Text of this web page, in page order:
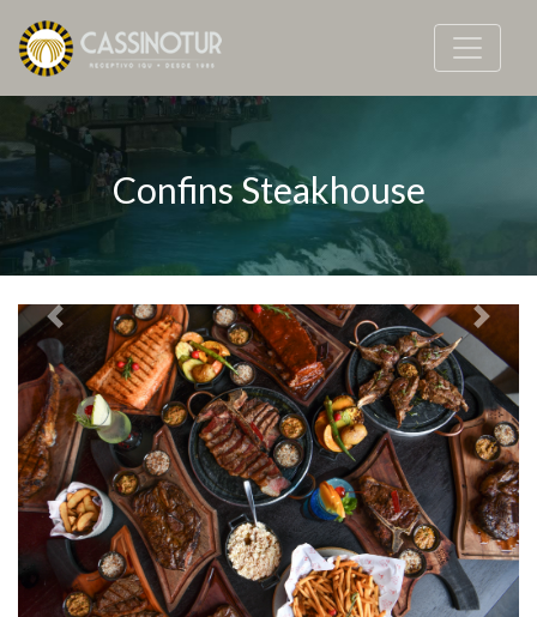
Confins Steakhouse
Previous